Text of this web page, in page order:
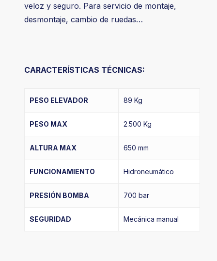
veloz y seguro. Para servicio de montaje,
desmontaje, cambio de ruedas…
CARACTERÍSTICAS TÉCNICAS:
PESO ELEVADOR 89 Kg
PESO MAX 2.500 Kg
ALTURA MAX 650 mm
FUNCIONAMIENTO Hidroneumático
PRESIÓN BOMBA 700 bar
SEGURIDAD Mecánica manual